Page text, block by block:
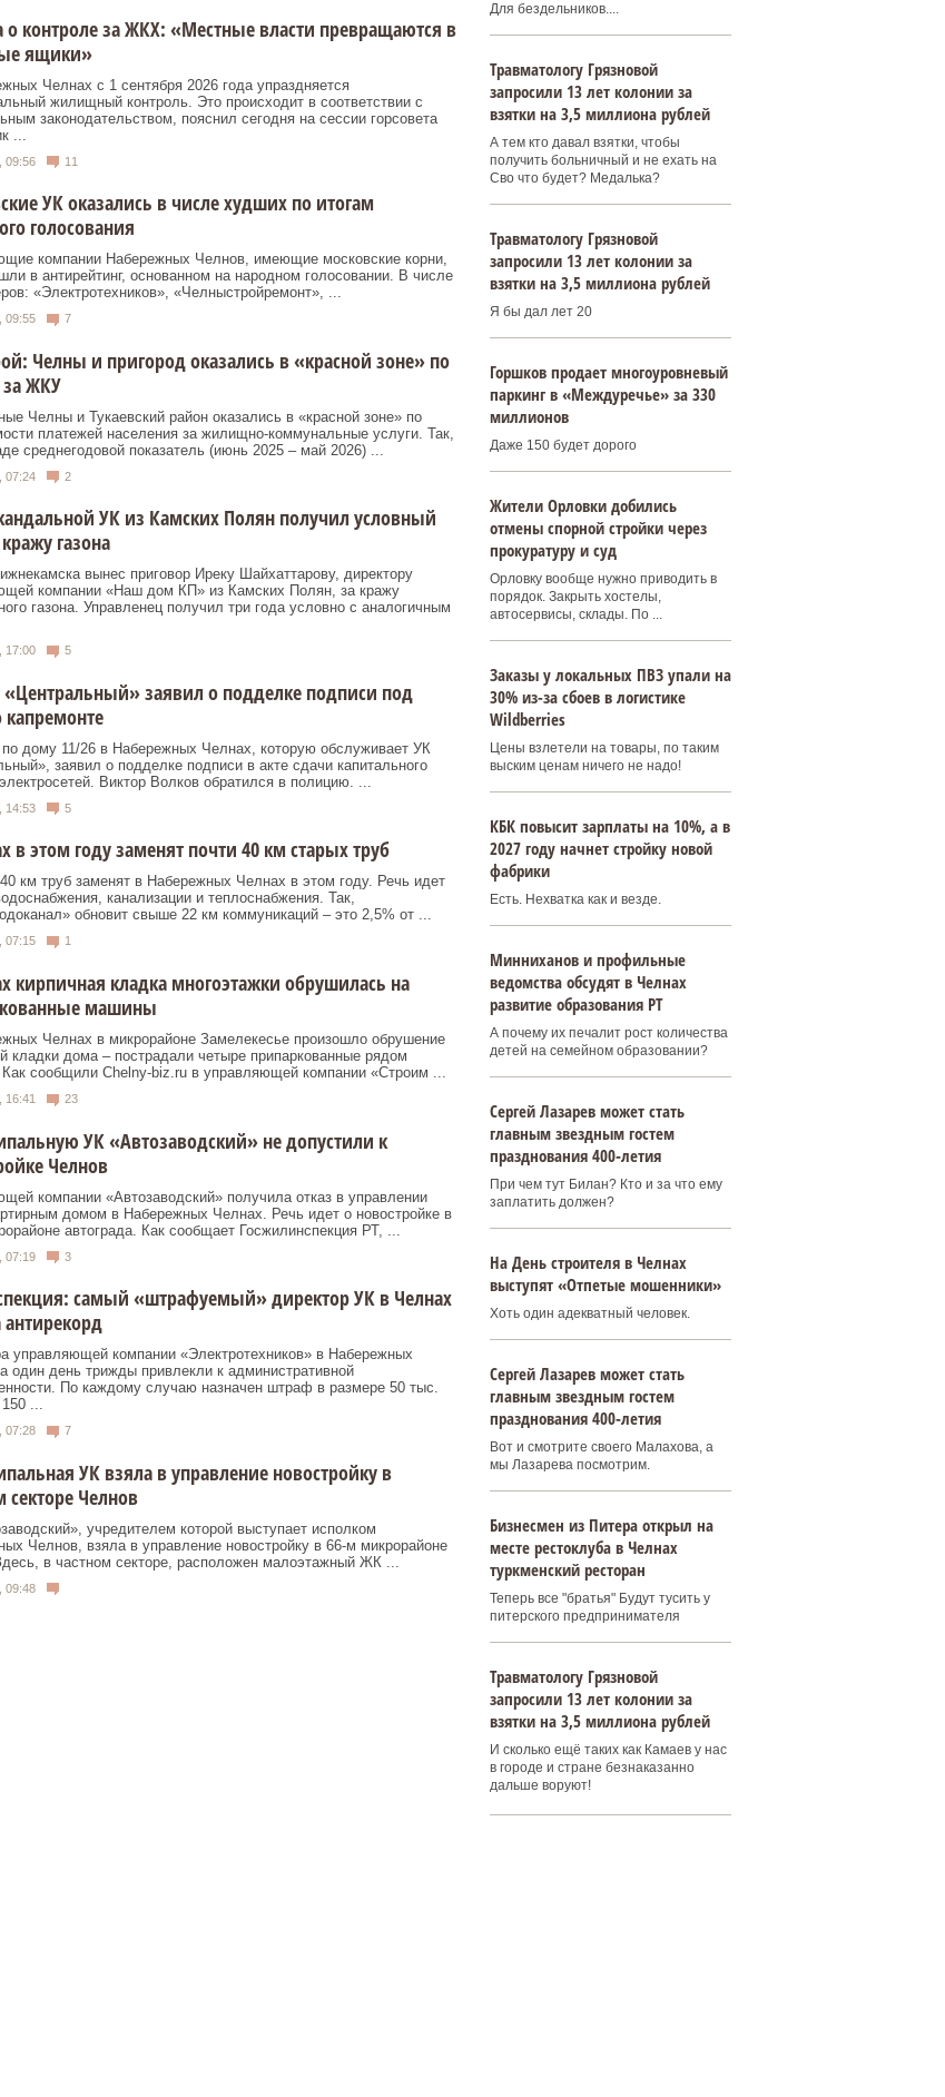
о контроле за ЖКХ: «Местные власти превращаются в
ящики»
Челнах с 1 сентября 2026 года упраздняется
жилищный контроль. Это происходит в соответствии с
законодательством, пояснил сегодня на сессии горсовета
...
09:56 11
УК оказались в числе худших по итогам
голосования
компании Набережных Челнов, имеющие московские корни,
в антирейтинг, основанном на народном голосовании. В числе
«Электротехников», «Челныстройремонт», ...
09:55 7
Челны и пригород оказались в «красной зоне» по
ЖКУ
Челны и Тукаевский район оказались в «красной зоне» по
платежей населения за жилищно-коммунальные услуги. Так,
среднегодовой показатель (июнь 2025 – май 2026) ...
07:24 2
УК из Камских Полян получил условный
газона
вынес приговор Иреку Шайхаттарову, директору
компании «Наш дом КП» из Камских Полян, за кражу
газона. Управленец получил три года условно с аналогичным
17:00 5
заявил о подделке подписи под
капремонте
дому 11/26 в Набережных Челнах, которую обслуживает УК
заявил о подделке подписи в акте сдачи капитального
Виктор Волков обратился в полицию. ...
14:53 5
в этом году заменят почти 40 км старых труб
км труб заменят в Набережных Челнах в этом году. Речь идет
канализации и теплоснабжения. Так,
обновит свыше 22 км коммуникаций – это 2,5% от ...
07:15 1
кирпичная кладка многоэтажки обрушилась на
машины
Челнах в микрорайоне Замелекесье произошло обрушение
кладки дома – пострадали четыре припаркованные рядом
сообщили Chelny‑biz.ru в управляющей компании «Строим ...
16:41 23
УК «Автозаводский» не допустили к
Челнов
компании «Автозаводский» получила отказ в управлении
домом в Набережных Челнах. Речь идет о новостройке в
автограда. Как сообщает Госжилинспекция РТ, ...
07:19 3
самый «штрафуемый» директор УК в Челнах
антирекорд
управляющей компании «Электротехников» в Набережных
один день трижды привлекли к административной
По каждому случаю назначен штраф в размере 50 тыс.
...
07:28 7
УК взяла в управление новостройку в
секторе Челнов
учредителем которой выступает исполком
Челнов, взяла в управление новостройку в 66-м микрорайоне
в частном секторе, расположен малоэтажный ЖК ...
09:48
Для бездельников....
Травматологу Грязновой
запросили 13 лет колонии за
взятки на 3,5 миллиона рублей
А тем кто давал взятки, чтобы
получить больничный и не ехать на
Сво что будет? Медалька?
Травматологу Грязновой
запросили 13 лет колонии за
взятки на 3,5 миллиона рублей
Я бы дал лет 20
Горшков продает многоуровневый
паркинг в «Междуречье» за 330
миллионов
Даже 150 будет дорого
Жители Орловки добились
отмены спорной стройки через
прокуратуру и суд
Орловку вообще нужно приводить в
порядок. Закрыть хостелы,
автосервисы, склады. По ...
Заказы у локальных ПВЗ упали на
30% из-за сбоев в логистике
Wildberries
Цены взлетели на товары, по таким
выским ценам ничего не надо!
КБК повысит зарплаты на 10%, а в
2027 году начнет стройку новой
фабрики
Есть. Нехватка как и везде.
Минниханов и профильные
ведомства обсудят в Челнах
развитие образования РТ
А почему их печалит рост количества
детей на семейном образовании?
Сергей Лазарев может стать
главным звездным гостем
празднования 400‑летия
При чем тут Билан? Кто и за что ему
заплатить должен?
На День строителя в Челнах
выступят «Отпетые мошенники»
Хоть один адекватный человек.
Сергей Лазарев может стать
главным звездным гостем
празднования 400‑летия
Вот и смотрите своего Малахова, а
мы Лазарева посмотрим.
Бизнесмен из Питера открыл на
месте рестоклуба в Челнах
туркменский ресторан
Теперь все "братья" Будут тусить у
питерского предпринимателя
Травматологу Грязновой
запросили 13 лет колонии за
взятки на 3,5 миллиона рублей
И сколько ещё таких как Камаев у нас
в городе и стране безнаказанно
дальше воруют!